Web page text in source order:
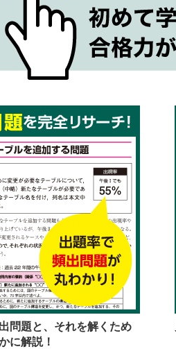
問題と、それを解くため
に解説！